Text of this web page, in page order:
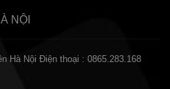
NỘI
Hà Nội Điện thoại : 0865.283.168